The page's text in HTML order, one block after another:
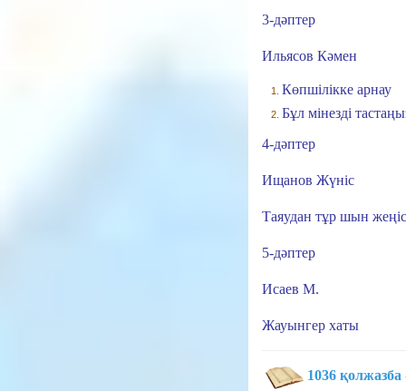
3-дәптер
Ильясов Кәмен
Көпшілікке арнау
Бұл мінезді
4-дәптер
Ищанов Жүніс
Таяудан тұр шын жеңіс
5-дәптер
Исаев М.
Жауынгер хаты
1036 қолжазба